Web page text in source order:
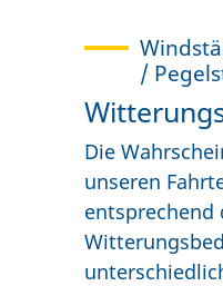
/
Die
unseren
entsprechend